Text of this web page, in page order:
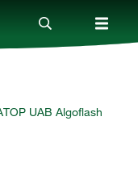
UAB Algoflash